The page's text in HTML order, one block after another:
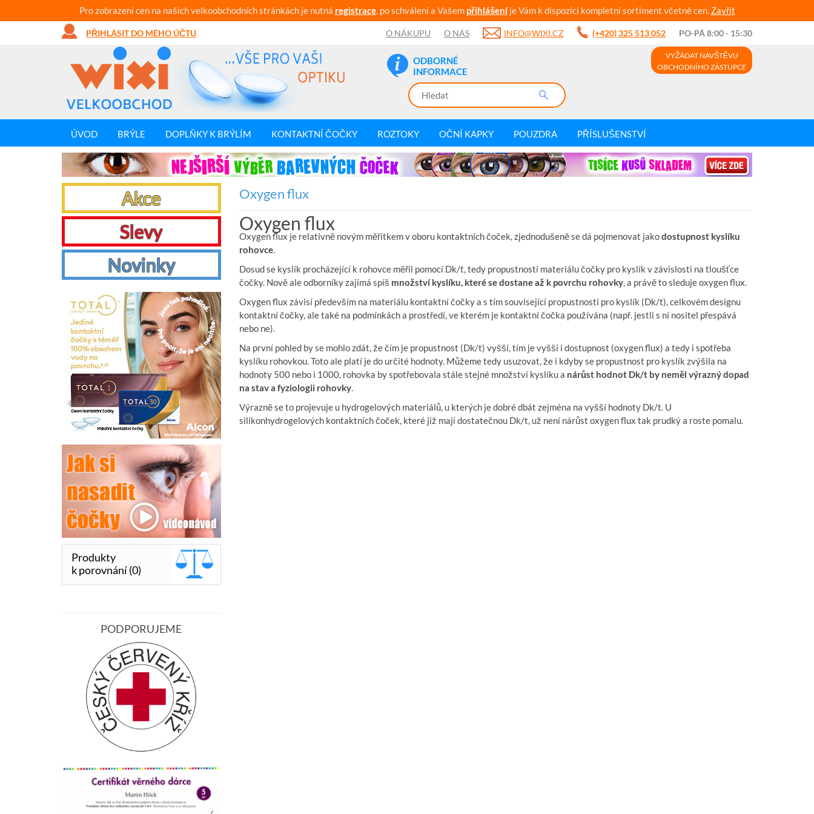
Pro zobrazení cen na našich velkoobchodních stránkách je nutná registrace, po schválení a Vašem přihlášeníje Vám k dispozici kompletní sortiment včetně cen. Zavřít
PŘIHLÁSIT DO MÉHO ÚČTU O NÁKUPU O NÁS INFO@WIXI.CZ (+420) 325 513 052 PO-PÁ 8:00 - 15:30
ODBORNÉ
INFORMACE
VYŽÁDAT NÁVŠTĚVU
OBCHODNÍHO ZÁSTUPCE
ÚVOD BRÝLE DOPLŇKY K BRÝLÍM KONTAKTNÍ ČOČKY ROZTOKY OČNÍ KAPKY POUZDRA PŘÍSLUŠENSTVÍ
Oxygen flux
Oxygen flux
Oxygen flux je relativně novým měřítkem v oboru kontaktních čoček, zjednodušeně se dá pojmenovat jakodostupnost kyslíku
rohovce.
Dosud se kyslík procházející k rohovce měřil pomocí Dk/t, tedy propustností materiálu čočky pro kyslík v závislosti na tloušťce
čočky. Nově ale odborníky zajímá spíš množství kyslíku, které se dostane až k povrchu rohovky, a právě to sleduje oxygen flux.
Oxygen flux závisí především na materiálu kontaktní čočky a s tím související propustností pro kyslík (Dk/t), celkovém designu
kontaktní čočky, ale také na podmínkách a prostředí, ve kterém je kontaktní čočka používána (např. jestli s ní nositel přespává
nebo ne).
Na první pohled by se mohlo zdát, že čím je propustnost (Dk/t) vyšší, tím je vyšší i dostupnost (oxygen flux) a tedy i spotřeba
kyslíku rohovkou. Toto ale platí je do určité hodnoty. Můžeme tedy usuzovat, že i kdyby se propustnost pro kyslík zvýšila na
hodnoty 500 nebo i 1000, rohovka by spotřebovala stále stejné množství kyslíku a nárůst hodnot Dk/t by neměl výrazný dopad
na stav a fyziologii rohovky.
Výrazně se to projevuje u hydrogelových materiálů, u kterých je dobré dbát zejména na vyšší hodnoty Dk/t. U
silikonhydrogelových kontaktních čoček, které již mají dostatečnou Dk/t, už není nárůst oxygen flux tak prudký a roste pomalu.
Akce
Slevy
Novinky
Produkty
k porovnání (0)
PODPORUJEME